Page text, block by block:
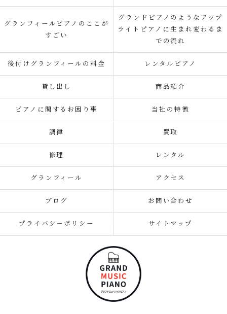
グランフィールピアノのここが
すごい
グランドピアノのようなアップ
ライトピアノに生まれ変わるま
での流れ
後付けグランフィールの料金 レンタルピアノ
貸し出し 商品紹介
ピアノに関するお困り事 当社の特徴
調律 買取
修理 レンタル
グランフィール アクセス
ブログ お問い合わせ
プライバシーポリシー サイトマップ